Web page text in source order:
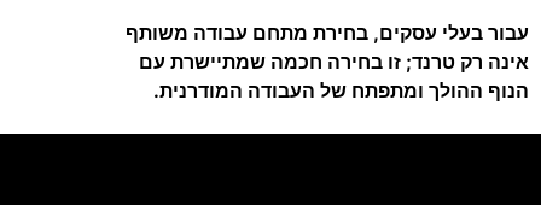
עבור בעלי עסקים, בחירת מתחם עבודה משותף
אינה רק טרנד; זו בחירה חכמה שמתיישרת עם
הנוף ההולך ומתפתח של העבודה המודרנית.